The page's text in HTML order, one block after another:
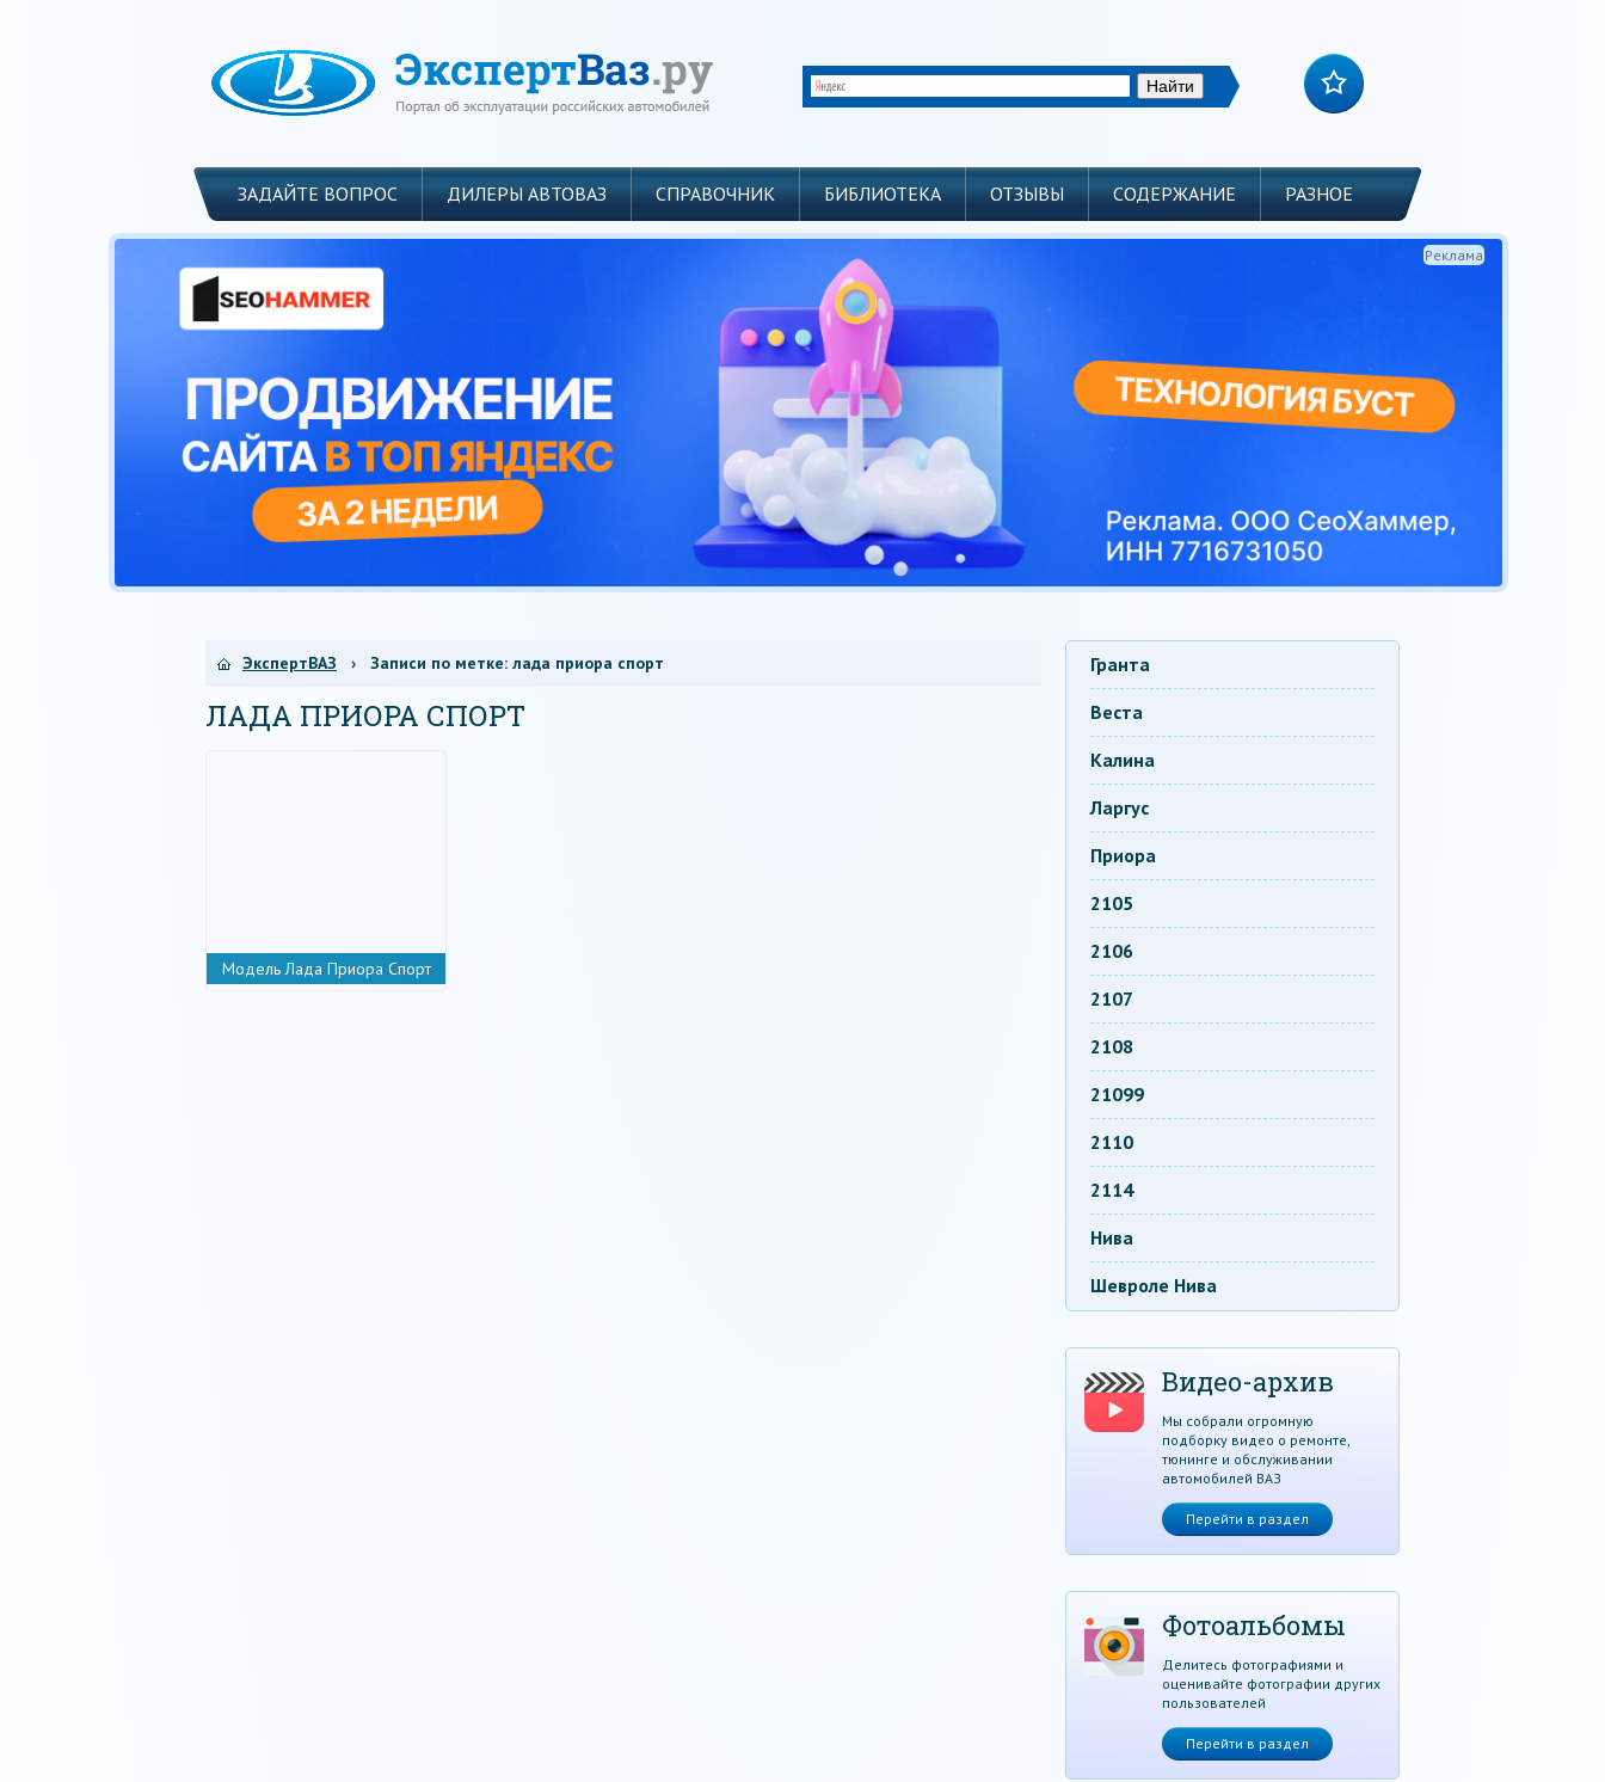
ЗАДАЙТЕ ВОПРОС ДИЛЕРЫ АВТОВАЗ СПРАВОЧНИК БИБЛИОТЕКА ОТЗЫВЫ СОДЕРЖАНИЕ РАЗНОЕ
Реклама
ЭкспертВАЗ › Записи по метке: лада приора спорт
ЛАДА ПРИОРА СПОРТ
Модель Лада Приора Спорт
Гранта
Веста
Калина
Ларгус
Приора
2105
2106
2107
2108
21099
2110
2114
Нива
Шевроле Нива
Видео-архив
Мы собрали огромную
подборку видео о ремонте,
тюнинге и обслуживании
автомобилей ВАЗ
Перейти в раздел
Фотоальбомы
Делитесь фотографиями и
оценивайте фотографии других
пользователей
Перейти в раздел